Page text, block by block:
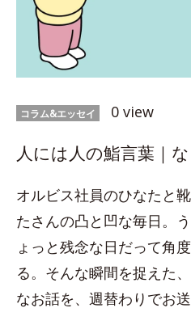
コラム&エッセイ 0 view
人には人の鮨言葉｜
オルビス社員のひなたと
たさんの凸と凹な毎日。
ょっと残念な日だって角
る。そんな瞬間を捉えた
なお話を、週替わりでお送